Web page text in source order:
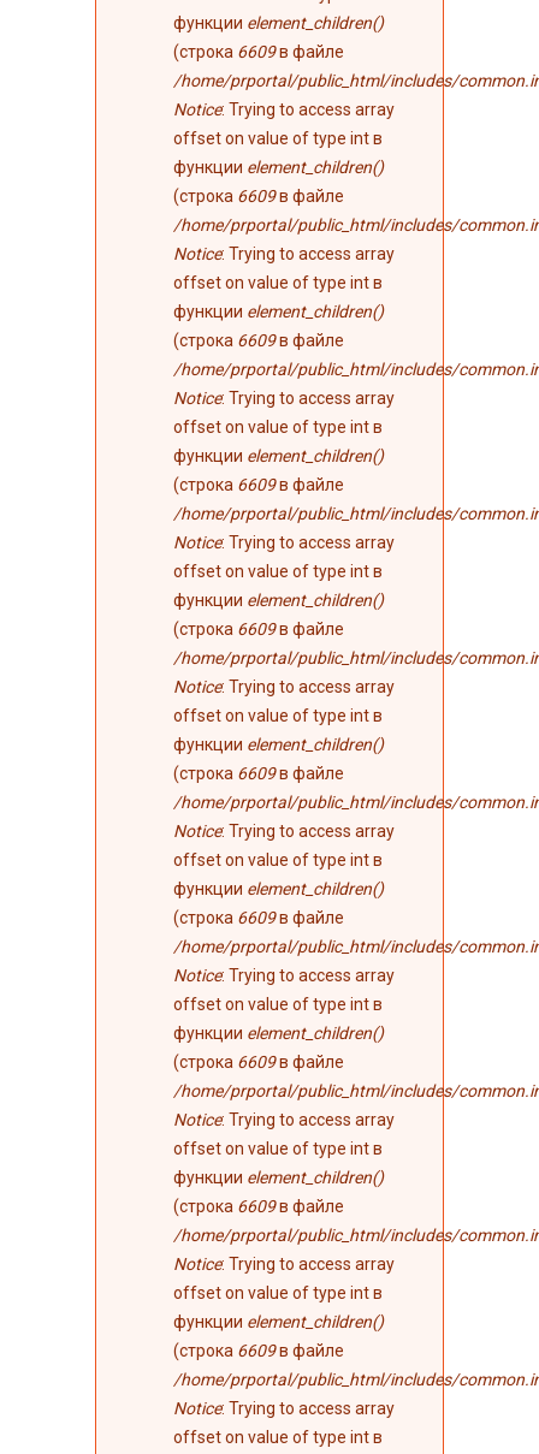
функции element_children()
(строка 6609в файле
/home/prportal/public_html/includes/
Notice: Trying to access array
offset on value of type int в
функции element_children()
(строка 6609в файле
/home/prportal/public_html/includes/
Notice: Trying to access array
offset on value of type int в
функции element_children()
(строка 6609в файле
/home/prportal/public_html/includes/
Notice: Trying to access array
offset on value of type int в
функции element_children()
(строка 6609в файле
/home/prportal/public_html/includes/
Notice: Trying to access array
offset on value of type int в
функции element_children()
(строка 6609в файле
/home/prportal/public_html/includes/
Notice: Trying to access array
offset on value of type int в
функции element_children()
(строка 6609в файле
/home/prportal/public_html/includes/
Notice: Trying to access array
offset on value of type int в
функции element_children()
(строка 6609в файле
/home/prportal/public_html/includes/
Notice: Trying to access array
offset on value of type int в
функции element_children()
(строка 6609в файле
/home/prportal/public_html/includes/
Notice: Trying to access array
offset on value of type int в
функции element_children()
(строка 6609в файле
/home/prportal/public_html/includes/
Notice: Trying to access array
offset on value of type int в
функции element_children()
(строка 6609в файле
/home/prportal/public_html/includes/
Notice: Trying to access array
offset on value of type int в